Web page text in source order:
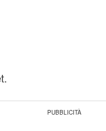
in diretta dalla